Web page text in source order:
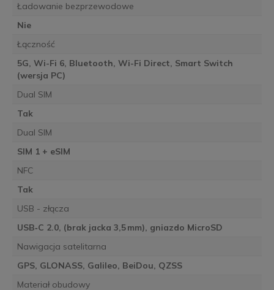
Ładowanie bezprzewodowe
Nie
Łączność
5G, Wi-Fi 6, Bluetooth, Wi-Fi Direct, Smart Switch
(wersja PC)
Dual SIM
Tak
Dual SIM
SIM 1 + eSIM
NFC
Tak
USB - złącza
USB‑C 2.0, (brak jacka 3,5 mm), gniazdo MicroSD
Nawigacja satelitarna
GPS, GLONASS, Galileo, BeiDou, QZSS
Materiał obudowy